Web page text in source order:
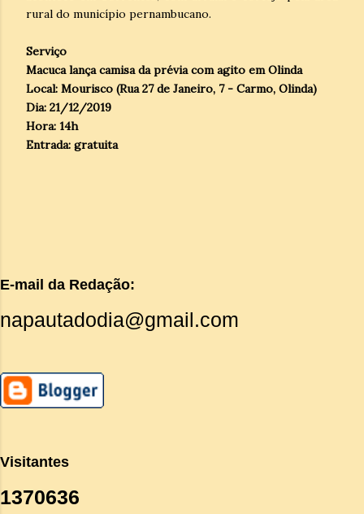
rural do município pernambucano.
Serviço
Macuca lança camisa da prévia com agito em Olinda
Local: Mourisco (Rua 27 de Janeiro, 7 - Carmo, Olinda)
Dia: 21/12/2019
Hora: 14h
Entrada: gratuita
E-mail da Redação:
napautadodia@gmail.com
Visitantes
1370636